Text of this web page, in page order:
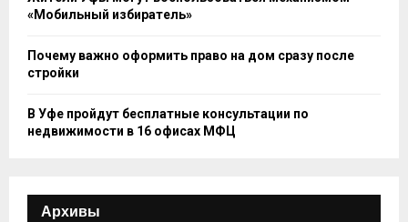
«Мобильный избиратель»
Почему важно оформить право на дом сразу после
стройки
В Уфе пройдут бесплатные консультации по
недвижимости в 16 офисах МФЦ
Архивы